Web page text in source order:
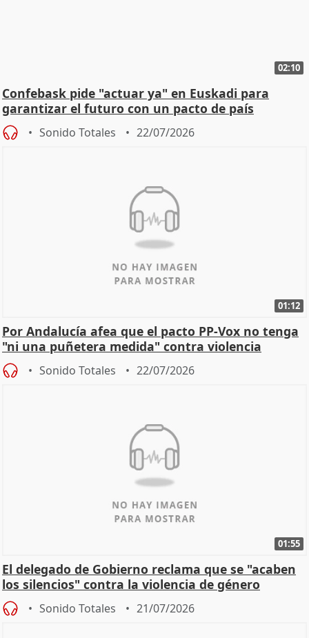
02:10
Confebask pide "actuar ya" en Euskadi para
garantizar el futuro con un pacto de país
Sonido Totales 22/07/2026
01:12
Por Andalucía afea que el pacto PP-Vox no tenga
"ni una puñetera medida" contra violencia
machista
Sonido Totales 22/07/2026
01:55
El delegado de Gobierno reclama que se "acaben
los silencios" contra la violencia de género
Sonido Totales 21/07/2026